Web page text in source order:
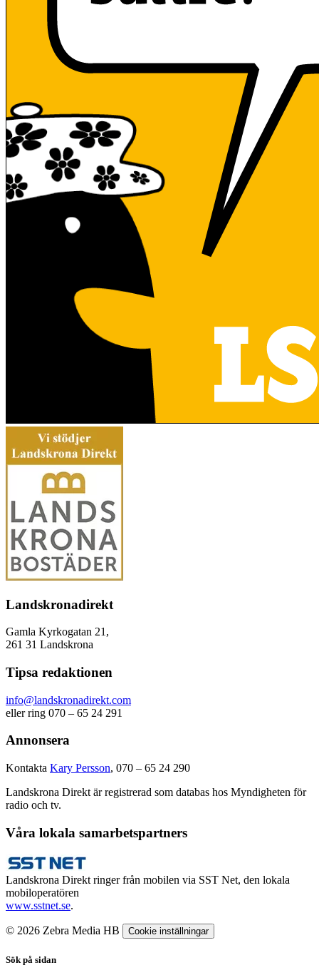
Landskronadirekt
Gamla Kyrkogatan 21,
261 31 Landskrona
Tipsa redaktionen
info@landskronadirekt.com
eller ring 070 – 65 24 291
Annonsera
Kontakta Kary Persson, 070 – 65 24 290
Landskrona Direkt är registrerad som databas hos Myndigheten för
radio och tv.
Våra lokala samarbetspartners
Landskrona Direkt ringer från mobilen via SST Net, den lokala
mobiloperatören
www.sstnet.se.
© 2026 Zebra Media HB Cookie inställningar
Sök på sidan